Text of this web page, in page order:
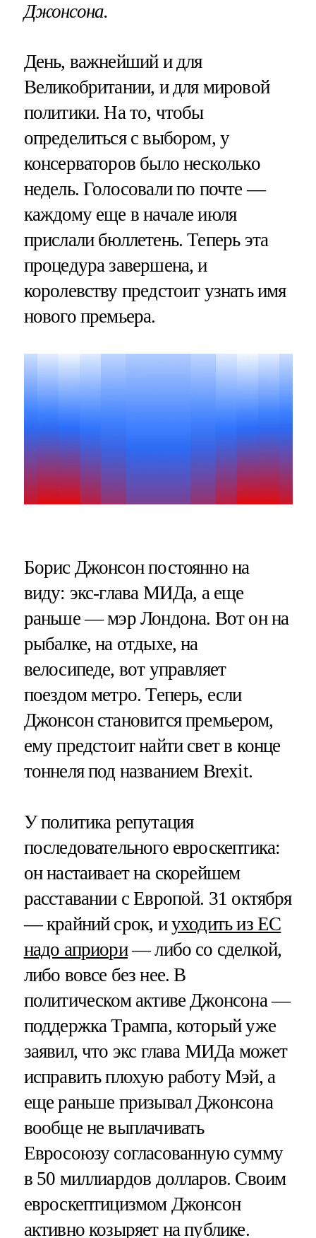
Джонсона.
День, важнейший и для
Великобритании, и для мировой
политики. На то, чтобы
определиться с выбором, у
консерваторов было несколько
недель. Голосовали по почте —
каждому еще в начале июля
прислали бюллетень. Теперь эта
процедура завершена, и
королевству предстоит узнать имя
нового премьера.
Борис Джонсон постоянно на
виду: экс-глава МИДа, а еще
раньше — мэр Лондона. Вот он на
рыбалке, на отдыхе, на
велосипеде, вот управляет
поездом метро. Теперь, если
Джонсон становится премьером,
ему предстоит найти свет в конце
тоннеля под названием Brexit.
У политика репутация
последовательного евроскептика:
он настаивает на скорейшем
расставании с Европой. 31 октября
— крайний срок, иуходить из ЕС
надо априори— либо со сделкой,
либо вовсе без нее. В
политическом активе Джонсона —
поддержка Трампа, который уже
заявил, что экс глава МИДа может
исправить плохую работу Мэй, а
еще раньше призывал Джонсона
вообще не выплачивать
Евросоюзу согласованную сумму
в 50 миллиардов долларов. Своим
евроскептицизмом Джонсон
активно козыряет на публике.